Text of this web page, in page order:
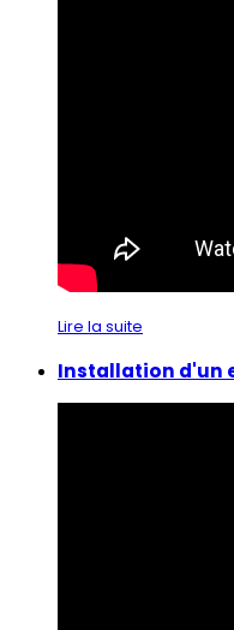
Lire la suite
Installation d'un